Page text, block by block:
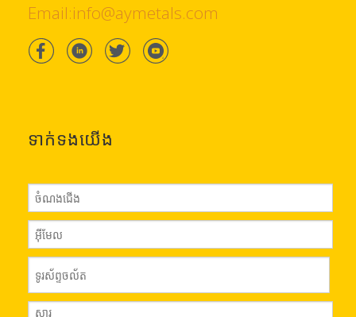
Email:info@aymetals.com
ទាក់ទង​យើង